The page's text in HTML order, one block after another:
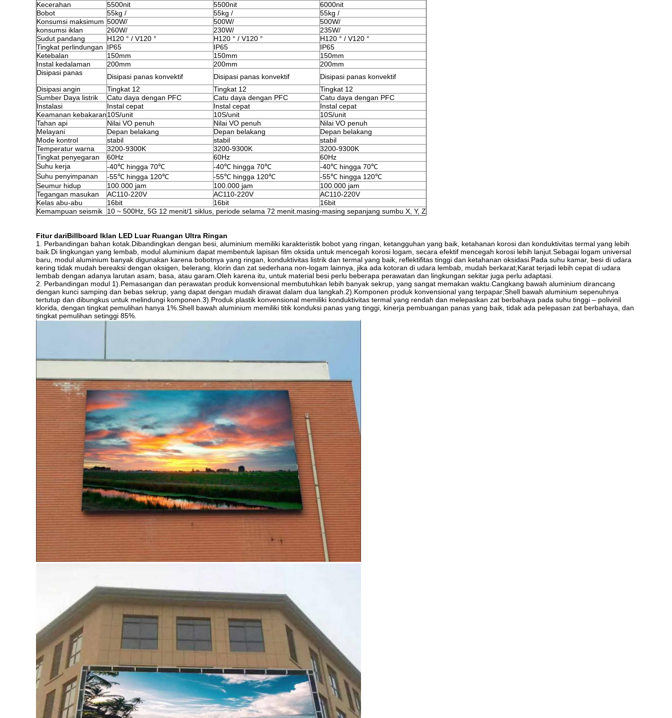
Kecerahan
5500nit 5500nit
6000nit
Bobot
55kg / 55kg /
55kg /
Konsumsi maksimum 500W/ 500W/
500W/
konsumsi iklan
260W/ 230W/
235W/
Sudut pandang
H120 ° / V120 ° H120 ° / V120 °
H120 ° / V120 °
Tingkat perlindungan
IP65 IP65
IP65
Ketebalan
150mm 150mm
150mm
Instal kedalaman
200mm 200mm
200mm
Disipasi panas
Disipasi panas konvektif Disipasi panas konvektif
Disipasi panas konvektif
Disipasi angin
Tingkat 12 Tingkat 12
Tingkat 12
Sumber Daya listrik
Catu daya dengan PFC Catu daya dengan PFC
Catu daya dengan PFC
Instalasi
Instal cepat Instal cepat
Instal cepat
Keamanan kebakaran10S/unit 10S/unit
10S/unit
Tahan api
Nilai VO penuh Nilai VO penuh
Nilai VO penuh
Melayani
Depan belakang Depan belakang
Depan belakang
Mode kontrol
stabil stabil
stabil
Temperatur warna
3200-9300K 3200-9300K
3200-9300K
Tingkat penyegaran
60Hz 60Hz
60Hz
Suhu kerja
-40℃ hingga 70℃ -40℃ hingga 70℃
-40℃ hingga 70℃
Suhu penyimpanan
-55℃ hingga 120℃ -55℃ hingga 120℃
-55℃ hingga 120℃
Seumur hidup
100.000 jam 100.000 jam
100.000 jam
Tegangan masukan
AC110-220V AC110-220V
AC110-220V
Kelas abu-abu
16bit 16bit
16bit
Kemampuan seismik
10 ~ 500Hz, 5G 12 menit/1 siklus, periode selama 72 menit.masing-masing sepanjang sumbu X, Y, Z
Fitur dariBillboard Iklan LED Luar Ruangan Ultra Ringan
1. Perbandingan bahan kotak.Dibandingkan dengan besi, aluminium memiliki karakteristik bobot yang ringan, ketangguhan yang baik, ketahanan korosi dan konduktivitas termal yang lebih
baik.Di lingkungan yang lembab, modul aluminium dapat membentuk lapisan film oksida untuk mencegah korosi logam, secara efektif mencegah korosi lebih lanjut.Sebagai logam universal
baru, modul aluminium banyak digunakan karena bobotnya yang ringan, konduktivitas listrik dan termal yang baik, reflektifitas tinggi dan ketahanan oksidasi.Pada suhu kamar, besi di udara
kering tidak mudah bereaksi dengan oksigen, belerang, klorin dan zat sederhana non-logam lainnya, jika ada kotoran di udara lembab, mudah berkarat;Karat terjadi lebih cepat di udara
lembab dengan adanya larutan asam, basa, atau garam.Oleh karena itu, untuk material besi perlu beberapa perawatan dan lingkungan sekitar juga perlu adaptasi.
2. Perbandingan modul 1).Pemasangan dan perawatan produk konvensional membutuhkan lebih banyak sekrup, yang sangat memakan waktu.Cangkang bawah aluminium dirancang
dengan kunci samping dan bebas sekrup, yang dapat dengan mudah dirawat dalam dua langkah.2).Komponen produk konvensional yang terpapar;Shell bawah aluminium sepenuhnya
tertutup dan dibungkus untuk melindungi komponen.3).Produk plastik konvensional memiliki konduktivitas termal yang rendah dan melepaskan zat berbahaya pada suhu tinggi – polivinil
klorida, dengan tingkat pemulihan hanya 1%.Shell bawah aluminium memiliki titik konduksi panas yang tinggi, kinerja pembuangan panas yang baik, tidak ada pelepasan zat berbahaya, dan
tingkat pemulihan setinggi 85%.